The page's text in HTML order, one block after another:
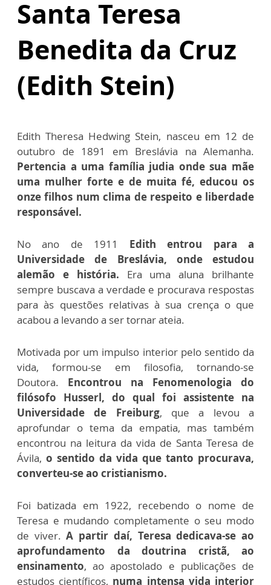
Santa Teresa
Benedita da Cruz
(Edith Stein)
Edith Theresa Hedwing Stein, nasceu em 12 de
outubro de 1891 em Breslávia na Alemanha.
Pertencia a uma família judia onde sua mãe
uma mulher forte e de muita fé, educou os
onze filhos num clima de respeito e liberdade
responsável.
No ano de 1911 Edith entrou para a
Universidade de Breslávia, onde estudou
alemão e história. Era uma aluna brilhante
sempre buscava a verdade e procurava respostas
para às questões relativas à sua crença o que
acabou a levando a ser tornar ateia.
Motivada por um impulso interior pelo sentido da
vida, formou-se em filosofia, tornando-se
Doutora. Encontrou na Fenomenologia do
filósofo Husserl, do qual foi assistente na
Universidade de Freiburg, que a levou a
aprofundar o tema da empatia, mas também
encontrou na leitura da vida de Santa Teresa de
Ávila, o sentido da vida que tanto procurava,
converteu-se ao cristianismo.
Foi batizada em 1922, recebendo o nome de
Teresa e mudando completamente o seu modo
de viver. A partir daí, Teresa dedicava-se ao
aprofundamento da doutrina cristã, ao
ensinamento, ao apostolado e publicações de
estudos científicos, numa intensa vida interior